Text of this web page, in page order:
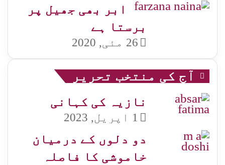
ابر بھی جھیل پر
برستا ہے
26 مئی, 2020
آج کی منتخب تحریر
نازیہ کی کہانی
1 اپریل, 2023
دو دلوں کے درمیان
خاموشی کا فاصلہ